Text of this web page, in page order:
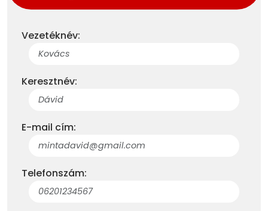
Vezetéknév:
Keresztnév:
E-mail cím:
Telefonszám: